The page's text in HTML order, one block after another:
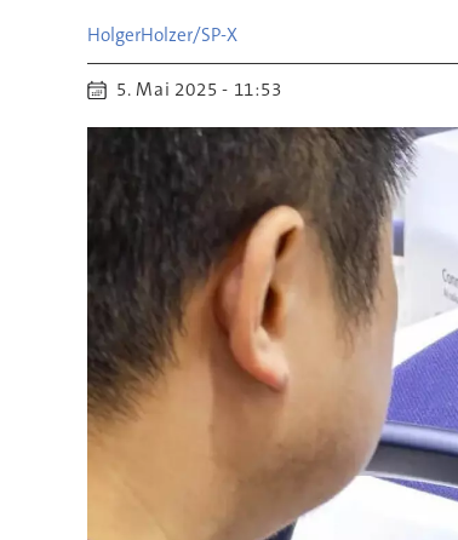
HolgerHolzer/SP-X
5. Mai 2025 - 11:53